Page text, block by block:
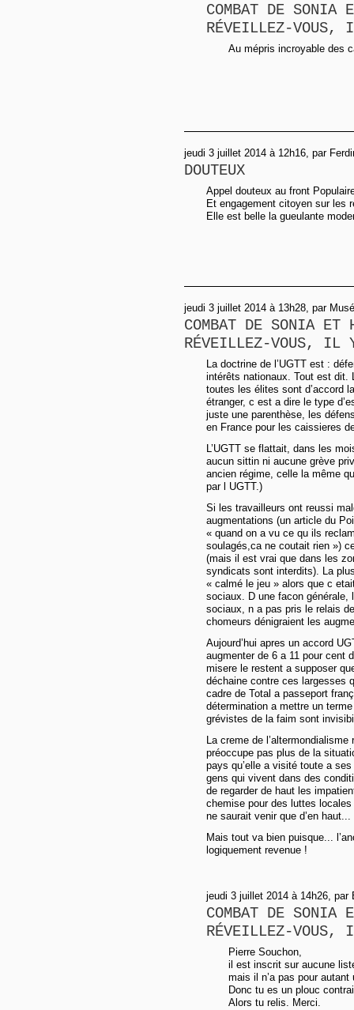
COMBAT DE SONIA
RÉVEILLEZ-
Au mépris incroyable des
jeudi 3 juillet 2014 à 12h16, par
DOUTEUX
Appel douteux au front
Et engagement citoyen sur les
Elle est belle la gueulante
jeudi 3 juillet 2014 à 13h28, par
COMBAT DE SONIA ET
RÉVEILLEZ-VOUS,
La doctrine de l’UGTT est :
intérêts nationaux. Tout est dit.
toutes les élites sont d’accord
étranger, c est a dire le type
juste une parenthèse, les
en France pour les caissieres
L’UGTT se flattait, dans les
aucun sittin ni aucune grève
ancien régime, celle la même
par l UGTT.)
Si les travailleurs ont reussi
augmentations (un article du
« quand on a vu ce qu ils
soulagés,ca ne coutait rien »)
(mais il est vrai que dans les
syndicats sont interdits). La
« calmé le jeu » alors que c
sociaux. D une facon générale,
sociaux, n a pas pris le relais
chomeurs dénigraient les
Aujourd’hui apres un accord
augmenter de 6 a 11 pour cent
misere le restent a supposer
déchaine contre ces largesses
cadre de Total a passeport
détermination a mettre un
grévistes de la faim sont
La creme de
préoccupe pas plus de la
pays qu’elle a visité toute a
gens qui vivent dans des
de regarder de haut les
chemise pour des luttes
ne saurait venir que d’en haut...
Mais tout va bien puisque...
logiquement revenue !
jeudi 3 juillet 2014 à 14h26, par
COMBAT DE SONIA
RÉVEILLEZ-
Pierre Souchon,
il est inscrit sur aucune
mais il n’a pas pour
Donc tu es un plouc
Alors tu relis. Merci.